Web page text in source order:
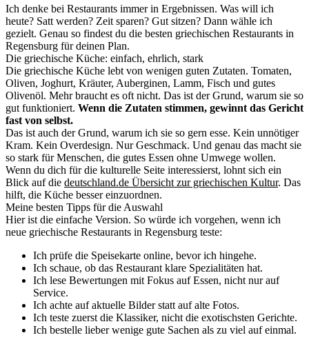
Ich denke bei Restaurants immer in Ergebnissen. Was will ich
heute? Satt werden? Zeit sparen? Gut sitzen? Dann wähle ich
gezielt. Genau so findest du die besten griechischen Restaurants in
Regensburg für deinen Plan.
Die griechische Küche: einfach, ehrlich, stark
Die griechische Küche lebt von wenigen guten Zutaten. Tomaten,
Oliven, Joghurt, Kräuter, Auberginen, Lamm, Fisch und gutes
Olivenöl. Mehr braucht es oft nicht. Das ist der Grund, warum sie so
gut funktioniert. Wenn die Zutaten stimmen, gewinnt das Gericht
fast von selbst.
Das ist auch der Grund, warum ich sie so gern esse. Kein unnötiger
Kram. Kein Overdesign. Nur Geschmack. Und genau das macht sie
so stark für Menschen, die gutes Essen ohne Umwege wollen.
Wenn du dich für die kulturelle Seite interessierst, lohnt sich ein
Blick auf die deutschland.de Übersicht zur griechischen Kultur. Das
hilft, die Küche besser einzuordnen.
Meine besten Tipps für die Auswahl
Hier ist die einfache Version. So würde ich vorgehen, wenn ich
neue griechische Restaurants in Regensburg teste:
Ich prüfe die Speisekarte online, bevor ich hingehe.
Ich schaue, ob das Restaurant klare Spezialitäten hat.
Ich lese Bewertungen mit Fokus auf Essen, nicht nur auf
Service.
Ich achte auf aktuelle Bilder statt auf alte Fotos.
Ich teste zuerst die Klassiker, nicht die exotischsten Gerichte.
Ich bestelle lieber wenige gute Sachen als zu viel auf einmal.